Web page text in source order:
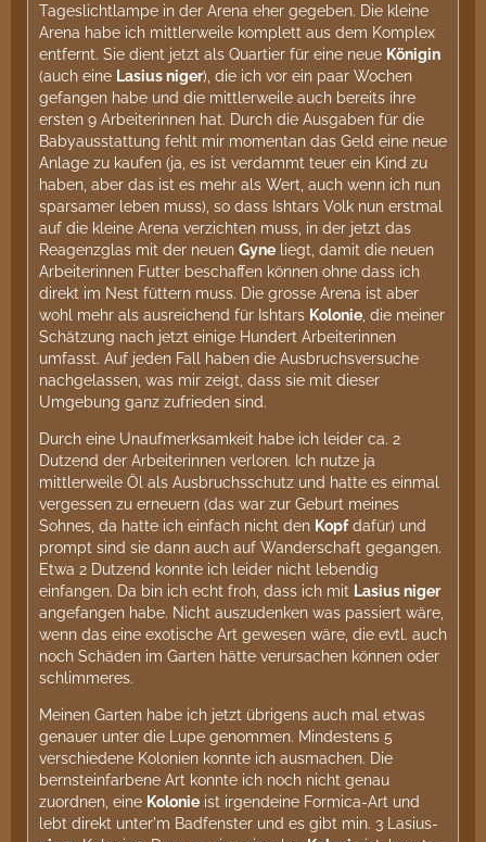
Tageslichtlampe in der Arena eher gegeben. Die kleine
Arena habe ich mittlerweile komplett aus dem Komplex
entfernt. Sie dient jetzt als Quartier für eine neue Königin
(auch eine Lasius niger), die ich vor ein paar Wochen
gefangen habe und die mittlerweile auch bereits ihre
ersten 9 Arbeiterinnen hat. Durch die Ausgaben für die
Babyausstattung fehlt mir momentan das Geld eine neue
Anlage zu kaufen (ja, es ist verdammt teuer ein Kind zu
haben, aber das ist es mehr als Wert, auch wenn ich nun
sparsamer leben muss), so dass Ishtars Volk nun erstmal
auf die kleine Arena verzichten muss, in der jetzt das
Reagenzglas mit der neuen Gyne liegt, damit die neuen
Arbeiterinnen Futter beschaffen können ohne dass ich
direkt im Nest füttern muss. Die grosse Arena ist aber
wohl mehr als ausreichend für Ishtars Kolonie , die meiner
Schätzung nach jetzt einige Hundert Arbeiterinnen
umfasst. Auf jeden Fall haben die Ausbruchsversuche
nachgelassen, was mir zeigt, dass sie mit dieser
Umgebung ganz zufrieden sind.
Durch eine Unaufmerksamkeit habe ich leider ca. 2
Dutzend der Arbeiterinnen verloren. Ich nutze ja
mittlerweile Öl als Ausbruchsschutz und hatte es einmal
vergessen zu erneuern (das war zur Geburt meines
Sohnes, da hatte ich einfach nicht den Kopfdafür) und
prompt sind sie dann auch auf Wanderschaft gegangen.
Etwa 2 Dutzend konnte ich leider nicht lebendig
einfangen. Da bin ich echt froh, dass ich mit Lasius niger
angefangen habe. Nicht auszudenken was passiert wäre,
wenn das eine exotische Art gewesen wäre, die evtl. auch
noch Schäden im Garten hätte verursachen können oder
schlimmeres.
Meinen Garten habe ich jetzt übrigens auch mal etwas
genauer unter die Lupe genommen. Mindestens 5
verschiedene Kolonien konnte ich ausmachen. Die
bernsteinfarbene Art konnte ich noch nicht genau
zuordnen, eine Kolonie ist irgendeine Formica-Art und
lebt direkt unter'm Badfenster und es gibt min. 3 Lasius-